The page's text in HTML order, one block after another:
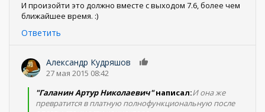
И произойти это должно вместе с выходом 7.6, более чем
ближайшее время. :)
Ответить
Александр Кудряшов
27 мая 2015 08:42
"Галанин Артур Николаевич"написал:И она же
превратится в платную полнофункциональную после